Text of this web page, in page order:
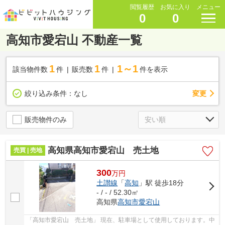
閲覧履歴
0
お気に入り
0
メニュー
高知市愛宕山 不動産一覧
該当物件数 1件 販売数 1 件 1～1 件を表示
絞り込み条件： なし 変更
販売物件のみ
売買 | 売地 高知県高知市愛宕山 売土地
300万円
土讃線 「高知 」駅 徒歩18分
- / - / 52.30㎡
高知県高知市愛宕山
「高知市愛宕山 売土地」 現在、駐車場として使用しております。中